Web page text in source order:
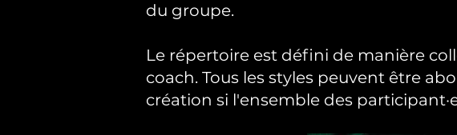
du groupe.
Le répertoire est défini de manière
coach. Tous les styles peuvent être
création si l'ensemble des